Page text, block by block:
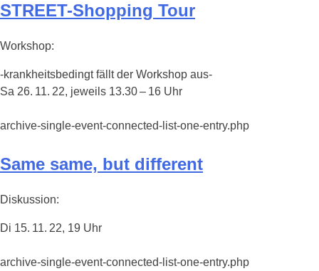
STREET-Shopping Tour
Workshop:
-krankheitsbedingt fällt der Workshop aus-
Sa 26. 11. 22, jeweils 13.30 – 16 Uhr
archive-single-event-connected-list-one-entry.php
Same same, but different
Diskussion:
Di 15. 11. 22, 19 Uhr
archive-single-event-connected-list-one-entry.php